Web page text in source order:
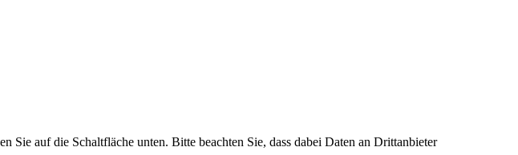
Sie auf die Schaltfläche unten. Bitte beachten Sie, dass dabei Daten an Drittanbieter